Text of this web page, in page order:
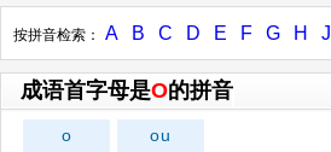
按拼音检索： A B C D E F G H J
成语首字母是O的拼音
o ou